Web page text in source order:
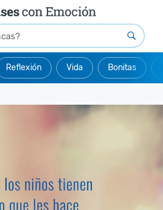
Reflexión Vida Bonitas